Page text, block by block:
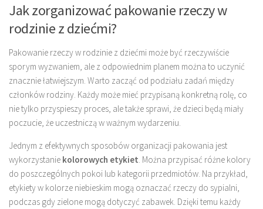
Jak zorganizować pakowanie rzeczy w
rodzinie z dziećmi?
Pakowanie rzeczy w rodzinie z dziećmi może być rzeczywiście
sporym wyzwaniem, ale z odpowiednim planem można to uczynić
znacznie łatwiejszym. Warto zacząć od podziału zadań między
członków rodziny. Każdy może mieć przypisaną konkretną rolę, co
nie tylko przyspieszy proces, ale także sprawi, że dzieci będą miały
poczucie, że uczestniczą w ważnym wydarzeniu.
Jednym z efektywnych sposobów organizacji pakowania jest
wykorzystanie kolorowych etykiet. Można przypisać różne kolory
do poszczególnych pokoi lub kategorii przedmiotów. Na przykład,
etykiety w kolorze niebieskim mogą oznaczać rzeczy do sypialni,
podczas gdy zielone mogą dotyczyć zabawek. Dzięki temu każdy